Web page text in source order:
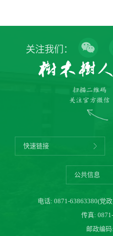
关注我们：
快速链接
公共信息
电话: 0871-63863380(党
传真:
邮政编